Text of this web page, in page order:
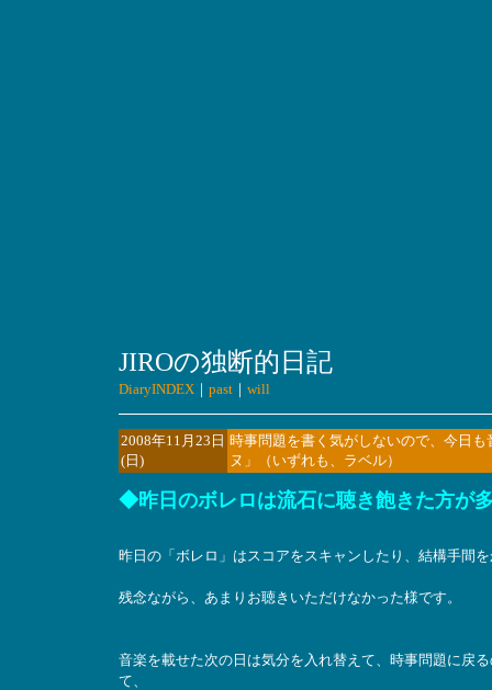
JIROの独断的日記
DiaryINDEX｜ past｜ will
2008年11月23日
(日)
時事問題を書く気がしないので、今日
ヌ」（いずれも、ラベル）
◆昨日のボレロは流石に聴き飽きた方が
昨日の「ボレロ」はスコアをスキャンしたり、結構手間
残念ながら、あまりお聴きいただけなかった様です。
音楽を載せた次の日は気分を入れ替えて、時事問題に戻
て、